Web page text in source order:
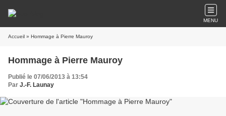
MENU
Accueil » Hommage à Pierre Mauroy
Hommage à Pierre Mauroy
Publié le 07/06/2013 à 13:54
Par J.-F. Launay